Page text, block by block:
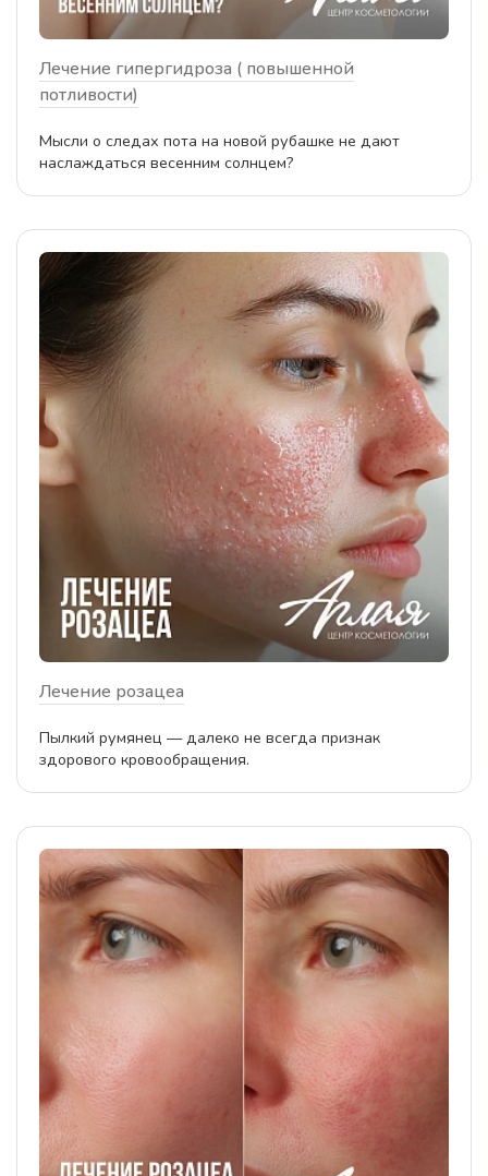
Лечение гипергидроза ( повышенной
потливости)
Мысли о следах пота на новой рубашке не дают
наслаждаться весенним солнцем?
Лечение розацеа
Пылкий румянец — далеко не всегда признак
здорового кровообращения.